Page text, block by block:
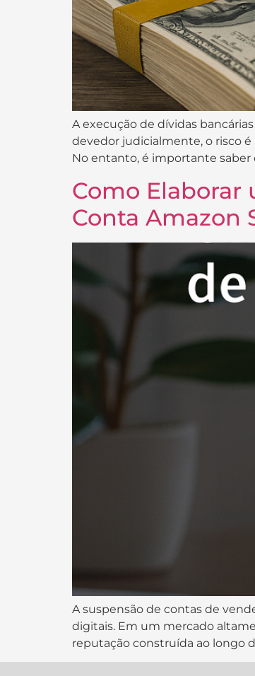
A execução de dívidas
devedor judicialmente, o risco é
No entanto, é importante saber
Como Elaborar
Conta Amazon
A suspensão de contas de
digitais. Em um mercado
reputação construída ao longo